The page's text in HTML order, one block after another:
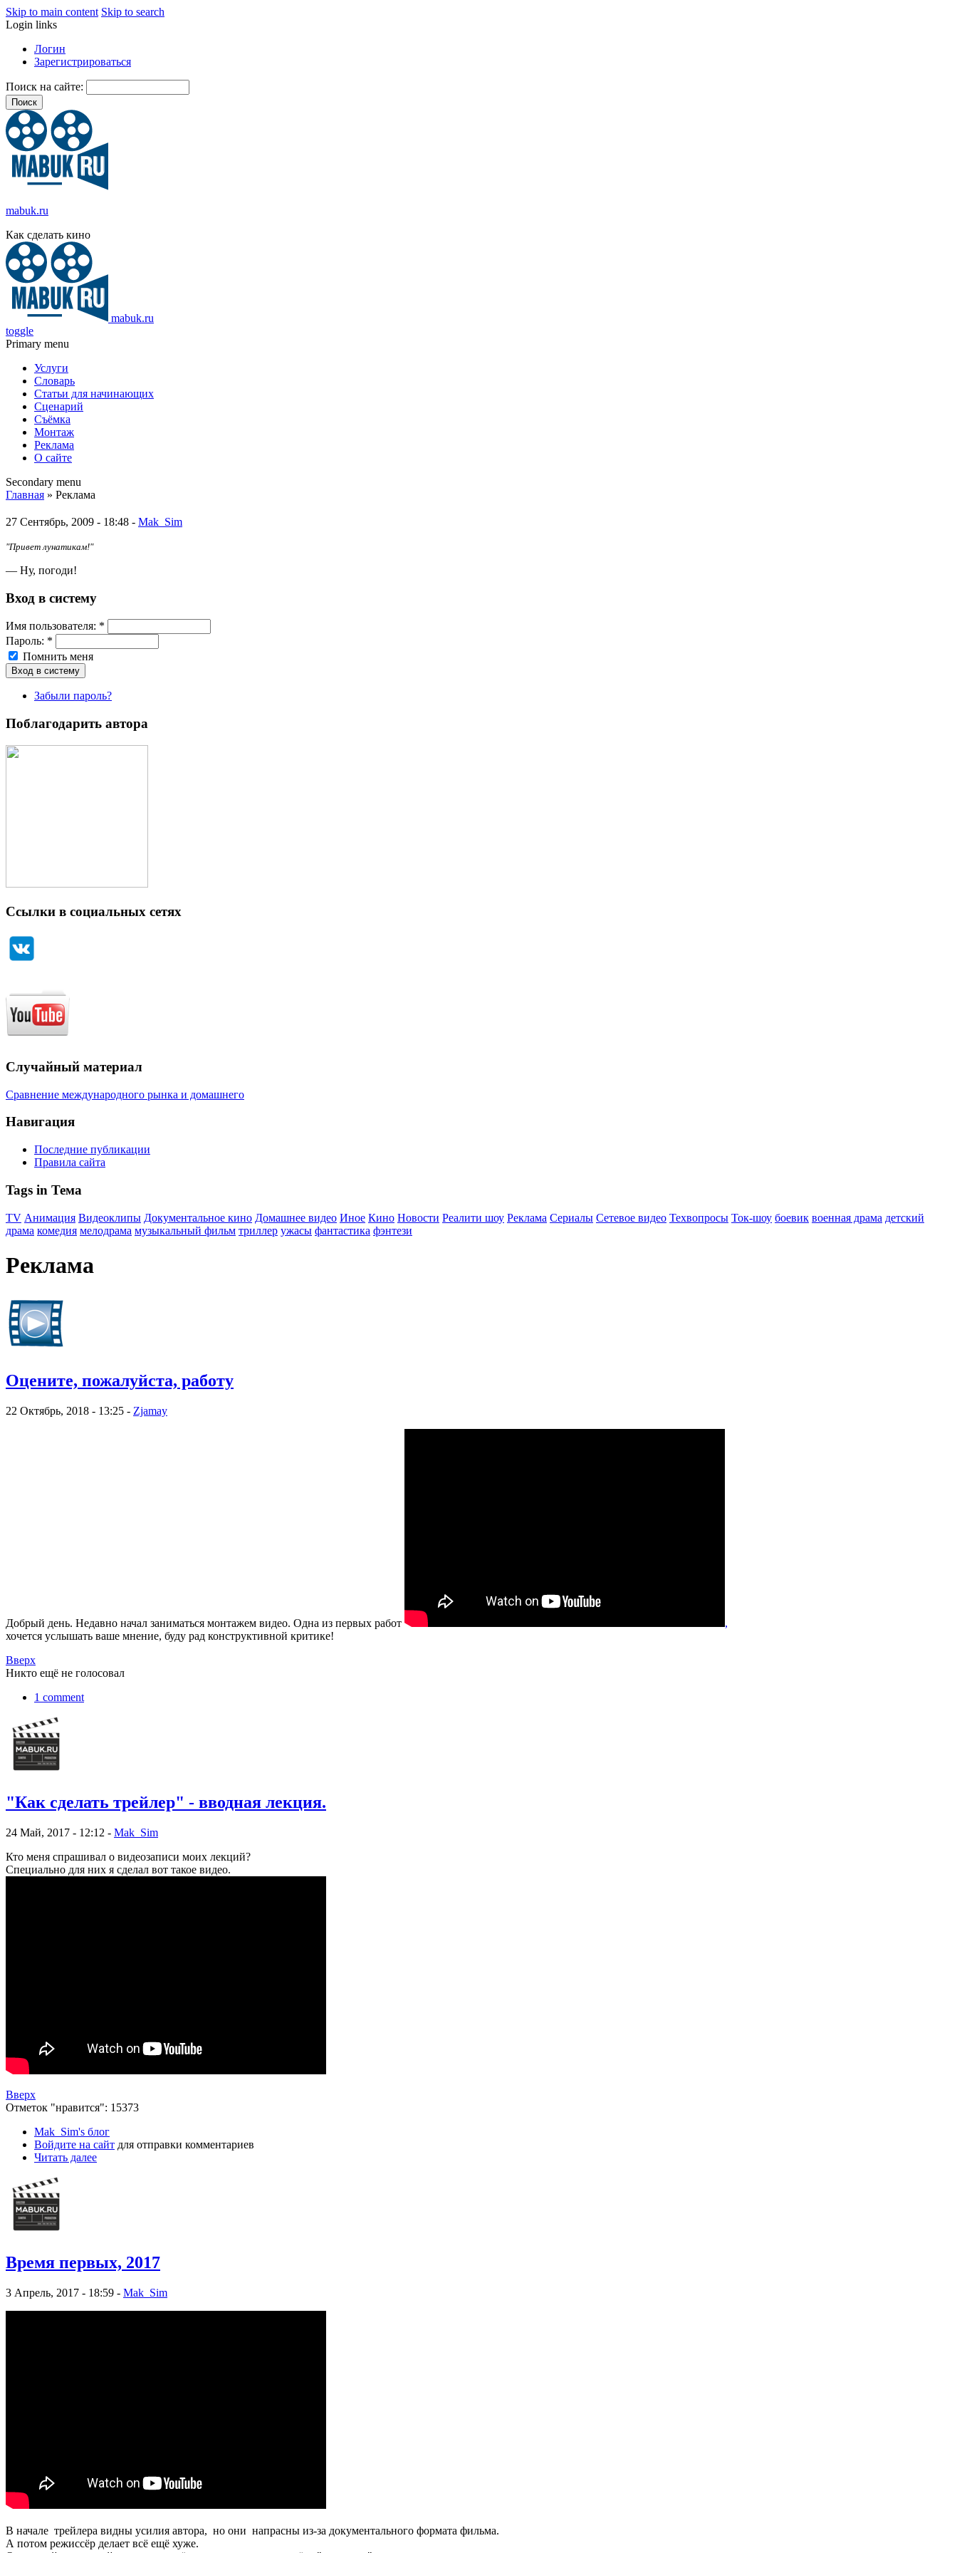
Skip to main content Skip to search
Login links
Логин
Зарегистрироваться
Поиск на сайте:
mabuk.ru
Как сделать кино
mabuk.ru
toggle
Primary menu
Услуги
Словарь
Статьи для начинающих
Сценарий
Съёмка
Монтаж
Реклама
О сайте
Secondary menu
Главная » Реклама
27 Сентябрь, 2009 - 18:48 - Mak_Sim
"Привет лунатикам!"
— Ну, погоди!
Вход в систему
Имя пoльзовaтeля: *
Пароль: *
Помнить меня
Забыли пароль?
Поблагодарить автора
Ссылки в социальных сетях
Случайный материал
Сравнение международного рынка и домашнего
Навигация
Последние публикации
Правила сайта
Tags in Тема
TV Анимация Видеоклипы Документальное кино Домашнее видео Иное Кино Новости Реалити шоу Реклама Сериалы Сетевое видео Техвопросы Ток-шоу боевик военная драма детский
драма комедия мелодрама музыкальный фильм триллер ужасы фантастика фэнтези
Реклама
Оцените, пожалуйста, работу
22 Октябрь, 2018 - 13:25 - Zjamay
Добрый день. Недавно начал заниматься монтажем видео. Одна из первых работ
,
хочется услышать ваше мнение, буду рад конструктивной критике!
Вверх
Никто ещё не голосовал
1 comment
"Как сделать трейлер" - вводная лекция.
24 Май, 2017 - 12:12 - Mak_Sim
Кто меня спрашивал о видеозаписи моих лекций?
Специально для них я сделал вот такое видео.
Вверх
Отметок "нравится": 15373
Mak_Sim's блог
Войдите на сайт для отправки комментариев
Читать далее
Время первых, 2017
3 Апрель, 2017 - 18:59 - Mak_Sim
В начале трейлера видны усилия автора, но они напрасны из-за документального формата фильма.
А потом режиссёр делает всё ещё хуже.